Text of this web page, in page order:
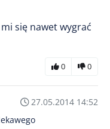
się nawet wygrać
0 0
27.05.2014 14:52